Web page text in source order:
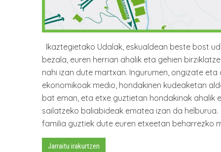
Ikaztegietako Udalak, eskualdean beste bost
bezala, euren herrian ahalik eta gehien
nahi izan dute martxan. Ingurumen, ongizate eta
ekonomikoak medio, hondakinen kudeaketan
bat eman, eta etxe guztietan hondakinak ahalik
sailatzeko baliabideak ematea izan da
familia guztiek dute euren etxeetan beharrezko
Jarraitu irakurtzen